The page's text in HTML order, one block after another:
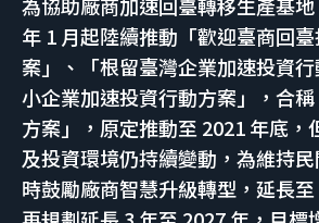
年 1 月起陸續推動「歡迎臺商回
案」、「根留臺灣企業加速投資
小企業加速投資行動方案」，合
方案」，原定推動至 2021 年底，
及投資環境仍持續變動，為維持
時鼓勵廠商智慧升級轉型，延長